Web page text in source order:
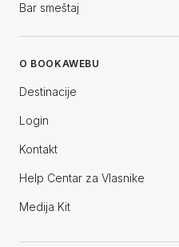
Bar smeštaj
O BOOKAWEBU
Destinacije
Login
Kontakt
Help Centar za Vlasnike
Medija Kit